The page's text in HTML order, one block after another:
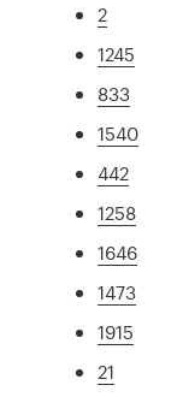
2
1245
833
1540
442
1258
1646
1473
1915
21